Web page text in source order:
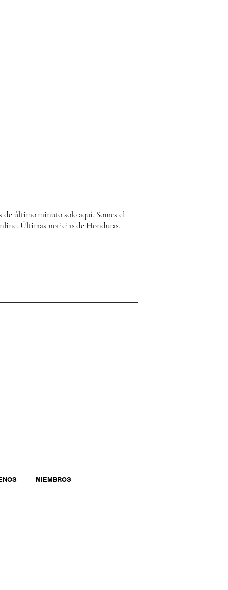
último minuto solo aquí. Somos el
Últimas noticias de Honduras.
MIEMBROS